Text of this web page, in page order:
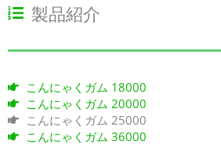
製品紹介
こんにゃくガム 18000
こんにゃくガム 20000
こんにゃくガム 25000
こんにゃくガム 36000